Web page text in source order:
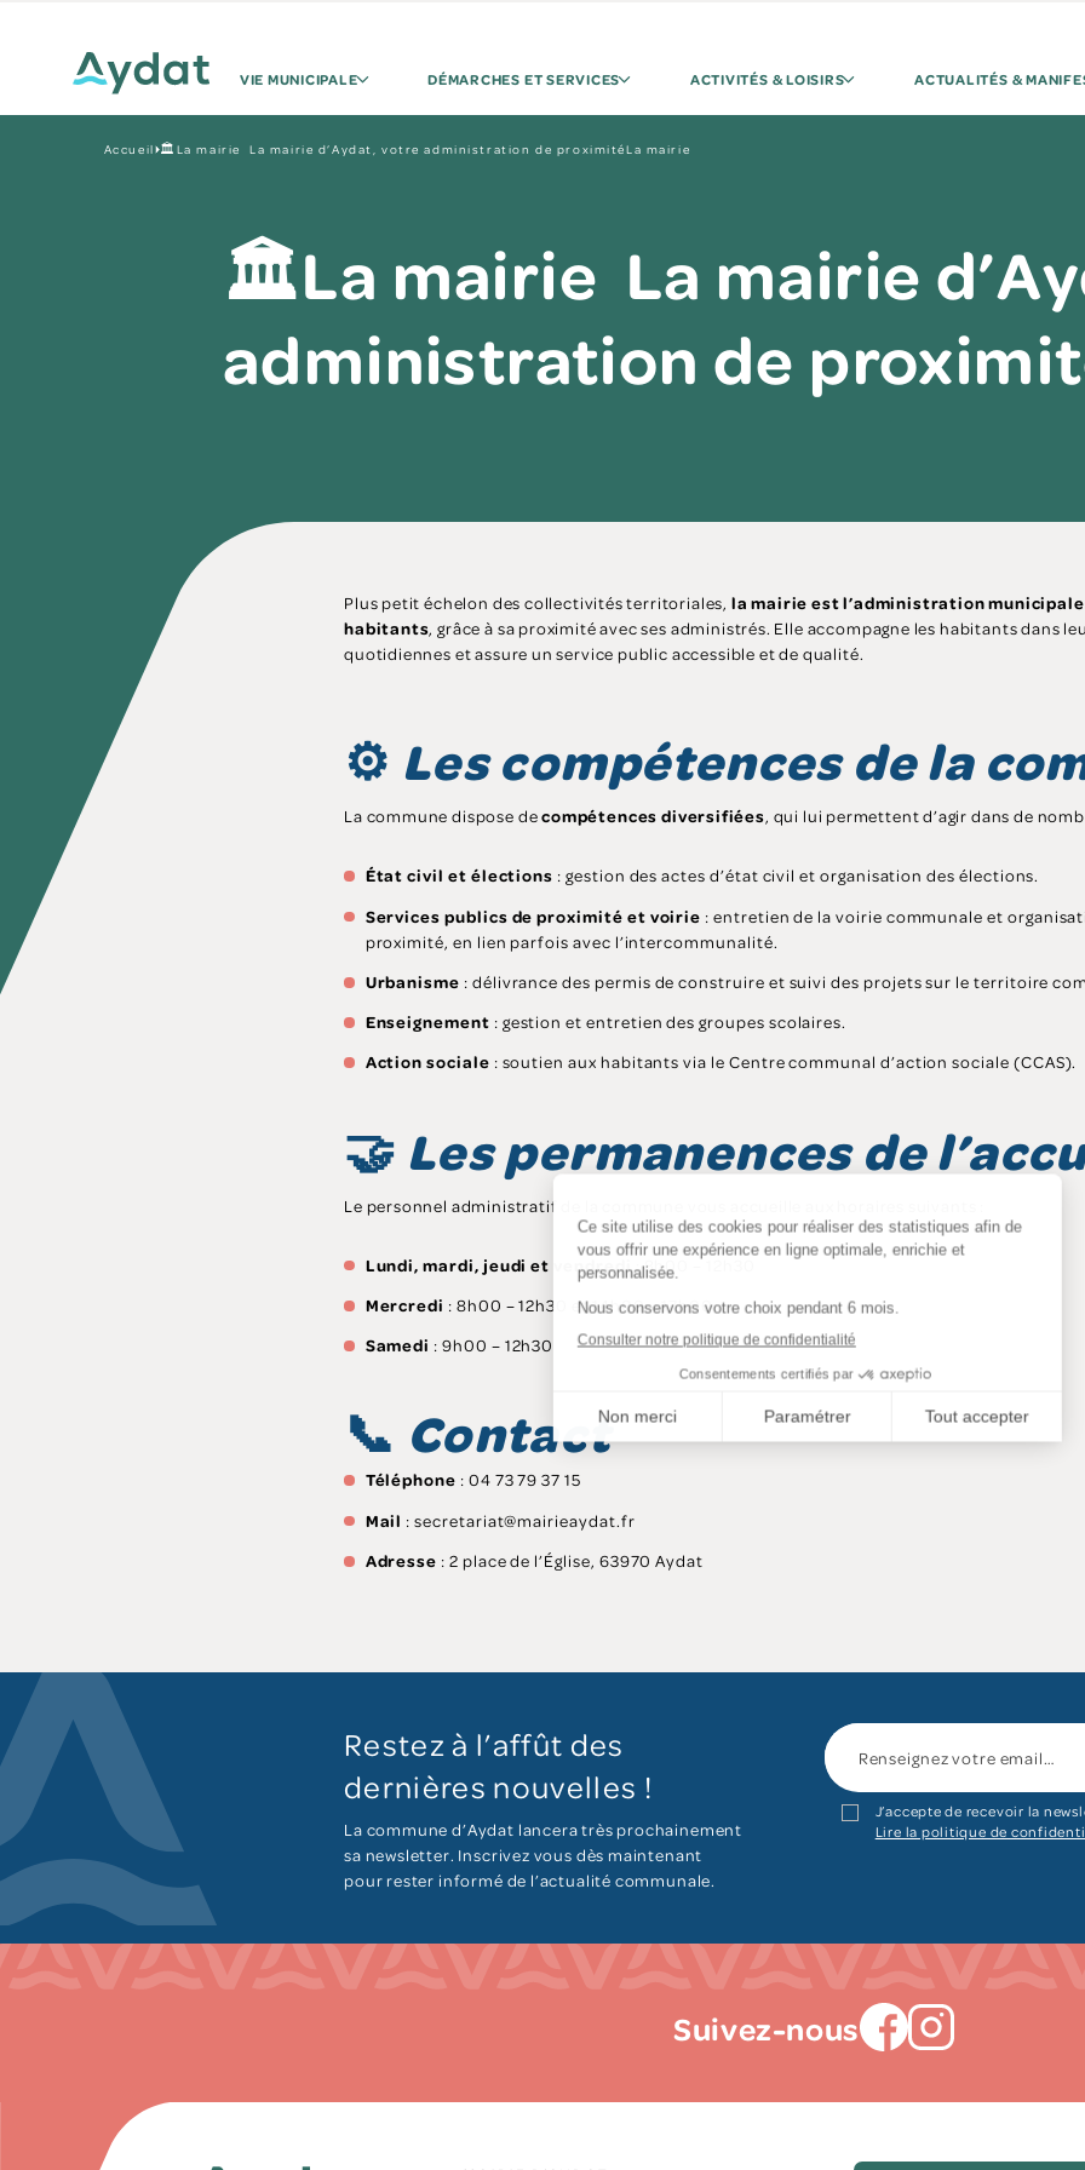
VIE MUNICIPALE DÉMARCHES ET SERVICES ACTIVITÉS & LOISIRS ACTUALITÉS &
Accueil 🏛️La mairie La mairie d’Aydat, votre administration de proximitéLa mairie
🏛️La mairie La mairie
administration de
Plus petit échelon des collectivités territoriales, la mairie est l’administration
habitants, grâce à sa proximité avec ses administrés. Elle accompagne les habitants dans
quotidiennes et assure un service public accessible et de qualité.
⚙️ Les compétences de la
La commune dispose decompétences diversifiées, qui lui permettent d’agir dans de
État civil et élections : gestion des actes d’état civil et organisation des élections.
Services publics de proximité et voirie : entretien de la voirie communale et
proximité, en lien parfois avec l’intercommunalité.
Urbanisme : délivrance des permis de construire et suivi des projets sur le territoire
Enseignement : gestion et entretien des groupes scolaires.
Action sociale : soutien aux habitants via le Centre communal d’action sociale (CCAS).
🤝 Les permanences de
Le personnel administratif de la commune vous accueille aux horaires suivants :
Lundi, mardi, jeudi et vendredi: 8h00 – 12h30
Mercredi : 8h00 – 12h30 et 14h00 – 17h00
Samedi : 9h00 – 12h30
📞 Contact
Téléphone : 04 73 79 37 15
Mail : secretariat@mairieaydat.fr
Adresse : 2 place de l’Église, 63970 Aydat
Restez à l’affût des
dernières nouvelles !
La commune d’Aydat lancera très prochainement
sa newsletter. Inscrivez vous dès maintenant
pour rester informé de l’actualité communale.
J’accepte de recevoir la
Lire la politique de
Suivez-nous